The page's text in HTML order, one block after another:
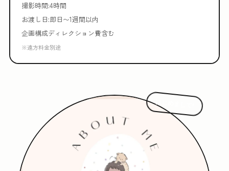
撮影時間:4時間
お渡し日:即日〜1週間以内
企画構成ディレクション費含む
※遠方料金別途
はじめまして!